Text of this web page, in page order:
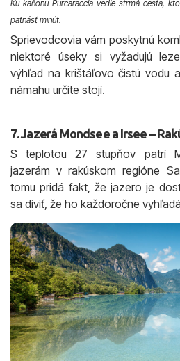
Ku kaňonu Purcaraccia vedie strmá cesta,
pätnásť minút.
Sprievodcovia vám poskytnú
niektoré úseky si vyžadujú
výhľad na krištáľovo čistú vodu
námahu určite stojí.
7. Jazerá Mondsee a Irsee –
S teplotou 27 stupňov patrí
jazerám v rakúskom regióne
tomu pridá fakt, že jazero je
sa diviť, že ho každoročne